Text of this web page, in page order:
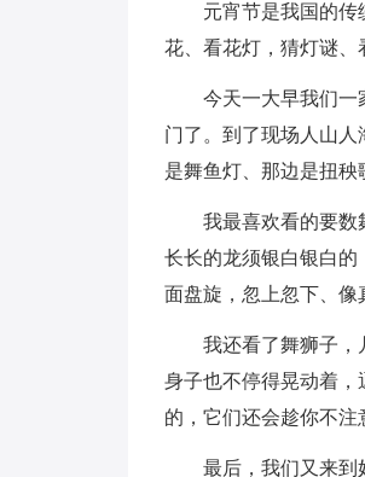
元宵节是我国的
花、看花灯，猜灯谜
今天一大早我们一
门了。到了现场人山
是舞鱼灯、那边是扭
我最喜欢看的要数
长长的龙须银白银白
面盘旋，忽上忽下、像
我还看了舞狮子，
身子也不停得晃动着，
的，它们还会趁你不注
最后，我们又来到